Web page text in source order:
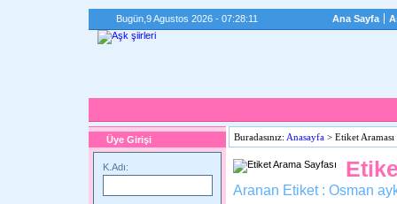
Bugün, 9 Agustos 2026 - 07:28:11 Ana Sayfa
Üye Girişi
K.Adı:
Buradasınız: Anasayfa > Etiket
Aranan Etiket : Osman